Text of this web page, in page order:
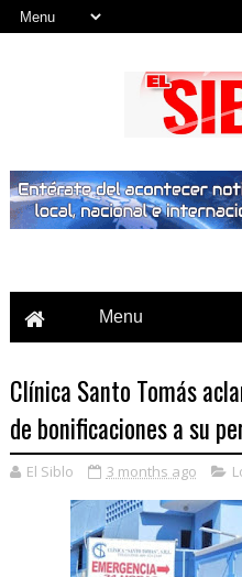
Clínica Santo Tomás
de bonificaciones a su
El Siblo 3 months ago